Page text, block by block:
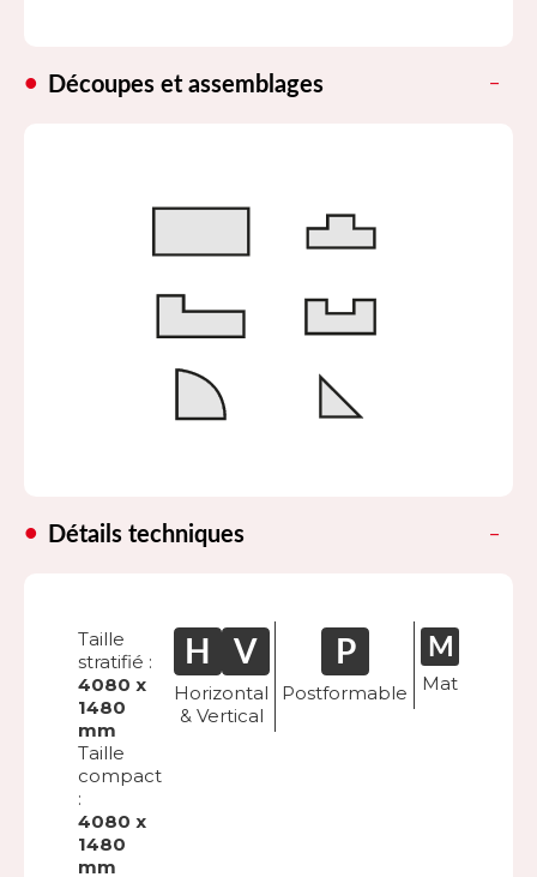
Découpes et assemblages
Détails techniques
Taille
stratifié :
4080 x
1480
mm
Taille
compact
:
4080 x
1480
mm
Horizontal
& Vertical
Postformable Mat